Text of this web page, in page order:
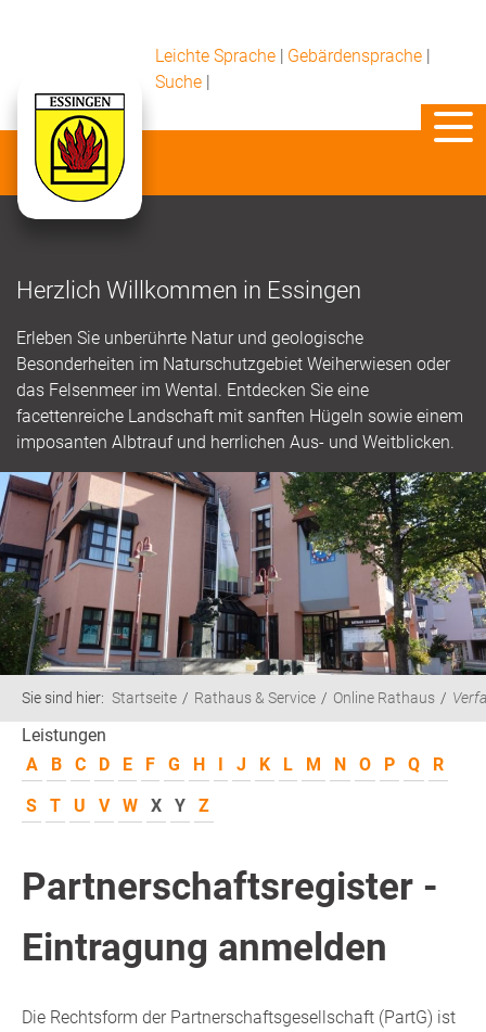
Leichte Sprache | Gebärdensprache |
Suche |
Herzlich Willkommen in Essingen
Erleben Sie unberührte Natur und geologische
Besonderheiten im Naturschutzgebiet Weiherwiesen oder
das Felsenmeer im Wental. Entdecken Sie eine
facettenreiche Landschaft mit sanften Hügeln sowie einem
imposanten Albtrauf und herrlichen Aus- und Weitblicken.
Sie sind hier: Startseite Rathaus & Service Online Rathaus
Leistungen
A
B C D E F G H I J K L M N O P Q
R
S
T U V W X Y Z
Partnerschaftsregister -
Eintragung anmelden
Die Rechtsform der Partnerschaftsgesellschaft (PartG) ist